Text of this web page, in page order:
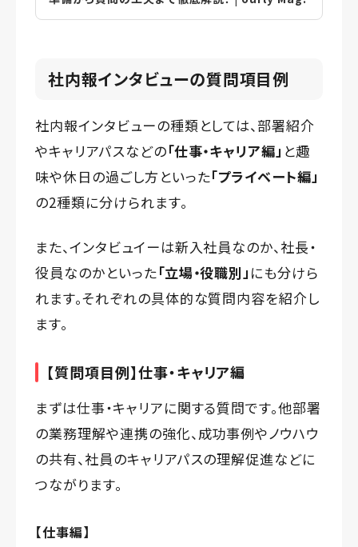
社内報インタビューの質問項目例
社内報インタビューの種類としては、部署紹介
やキャリアパスなどの「仕事・キャリア編」 と趣
味や休日の過ごし方といった「プライベート編」
の2種類に分けられます。
また、インタビュイーは新入社員なのか、社長・
役員なのかといった「立場・役職別」 にも分けら
れます。それぞれの具体的な質問内容を紹介し
ます。
【質問項目例】仕事・キャリア編
まずは仕事・キャリアに関する質問です。他部署
の業務理解や連携の強化、成功事例やノウハウ
の共有、社員のキャリアパスの理解促進などに
つながります。
【仕事編】